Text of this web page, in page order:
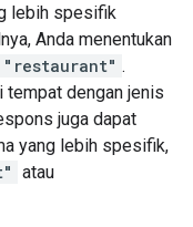
lebih spesifik
Anda menentukan
"restaurant" .
dengan jenis
juga dapat
yang lebih spesifik,
atau